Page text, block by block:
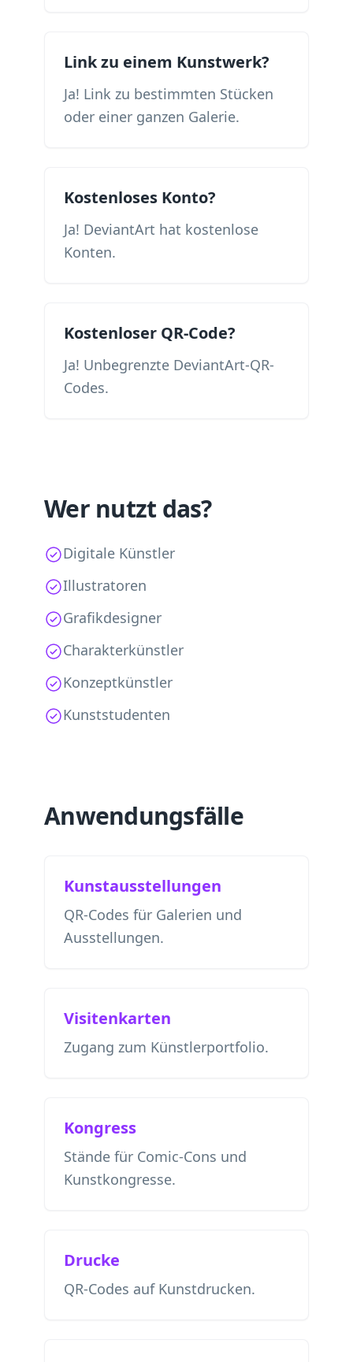
Link zu einem Kunstwerk?
Ja! Link zu bestimmten Stücken
oder einer ganzen Galerie.
Kostenloses Konto?
Ja! DeviantArt hat kostenlose
Konten.
Kostenloser QR-Code?
Ja! Unbegrenzte DeviantArt-QR-
Codes.
Wer nutzt das?
Digitale Künstler
Illustratoren
Grafikdesigner
Charakterkünstler
Konzeptkünstler
Kunststudenten
Anwendungsfälle
Kunstausstellungen
QR-Codes für Galerien und
Ausstellungen.
Visitenkarten
Zugang zum Künstlerportfolio.
Kongress
Stände für Comic-Cons und
Kunstkongresse.
Drucke
QR-Codes auf Kunstdrucken.